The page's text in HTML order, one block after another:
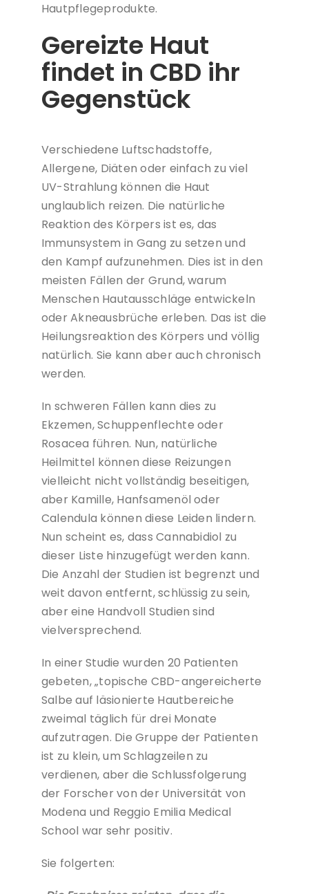
Hautpflegeprodukte.
Gereizte Haut
findet in CBD ihr
Gegenstück
Verschiedene Luftschadstoffe,
Allergene, Diäten oder einfach zu viel
UV-Strahlung können die Haut
unglaublich reizen. Die natürliche
Reaktion des Körpers ist es, das
Immunsystem in Gang zu setzen und
den Kampf aufzunehmen. Dies ist in den
meisten Fällen der Grund, warum
Menschen Hautausschläge entwickeln
oder Akneausbrüche erleben. Das ist die
Heilungsreaktion des Körpers und völlig
natürlich. Sie kann aber auch chronisch
werden.
In schweren Fällen kann dies zu
Ekzemen, Schuppenflechte oder
Rosacea führen. Nun, natürliche
Heilmittel können diese Reizungen
vielleicht nicht vollständig beseitigen,
aber Kamille, Hanfsamenöl oder
Calendula können diese Leiden lindern.
Nun scheint es, dass Cannabidiol zu
dieser Liste hinzugefügt werden kann.
Die Anzahl der Studien ist begrenzt und
weit davon entfernt, schlüssig zu sein,
aber eine Handvoll Studien sind
vielversprechend.
In einer Studie wurden 20 Patienten
gebeten, „topische CBD-angereicherte
Salbe auf läsionierte Hautbereiche
zweimal täglich für drei Monate
aufzutragen. Die Gruppe der Patienten
ist zu klein, um Schlagzeilen zu
verdienen, aber die Schlussfolgerung
der Forscher von der Universität von
Modena und Reggio Emilia Medical
School war sehr positiv.
Sie folgerten: